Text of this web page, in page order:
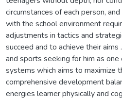
circumstances of each person,
with the school environment
adjustments in tactics and
succeed and to achieve their
and sports seeking for him as
systems which aims to maximize
comprehensive development
energies learner physically and